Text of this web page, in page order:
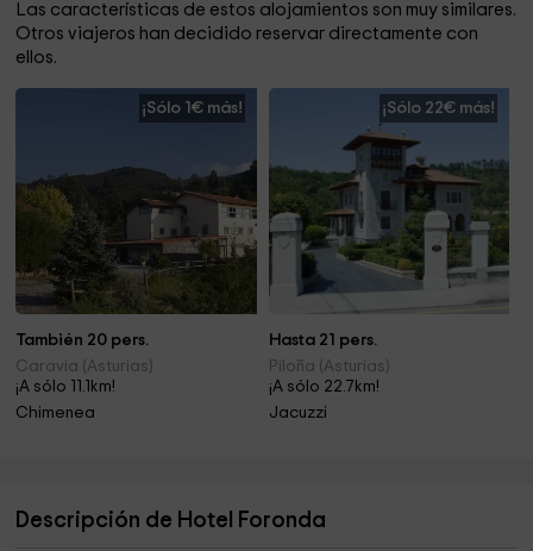
Las características de estos alojamientos son muy similares.
Otros viajeros han decidido reservar directamente con
ellos.
¡Sólo 1€ más!
También 20 pers.
Caravia (Asturias)
¡A sólo 11.1km!
Chimenea
¡Sólo 22€ más!
Hasta 21 pers.
Piloña (Asturias)
¡A sólo 22.7km!
Jacuzzi
Descripción de Hotel Foronda